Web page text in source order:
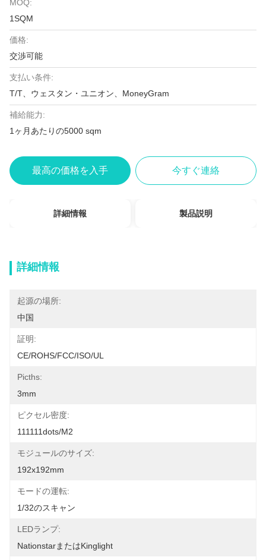
MOQ:
1SQM
価格:
交渉可能
支払い条件:
T/T、ウェスタン・ユニオン、MoneyGram
補給能力:
1ヶ月あたりの5000 sqm
最高の価格を入手 今すぐ連絡
詳細情報 製品説明
詳細情報
起源の場所:
中国
証明:
CE/ROHS/FCC/ISO/UL
Picths:
3mm
ピクセル密度:
111111dots/m2
モジュールのサイズ:
192x192mm
モードの運転:
1/32のスキャン
LEDランプ:
Nationstarまたはkinglight